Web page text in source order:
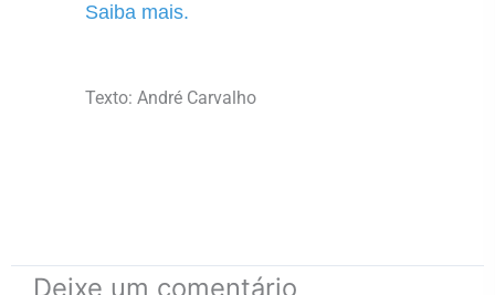
Saiba mais.
Texto: André Carvalho
Deixe um comentário